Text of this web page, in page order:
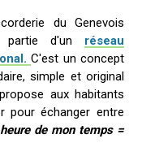
du Genevois
partie d'un réseau
C'est un concept
simple et original
aux habitants
pour échanger entre
de mon temps =